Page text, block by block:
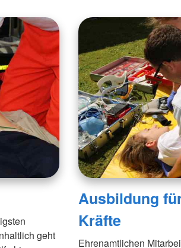
geht
Ausbildung
Kräfte
Ehrenamtlichen